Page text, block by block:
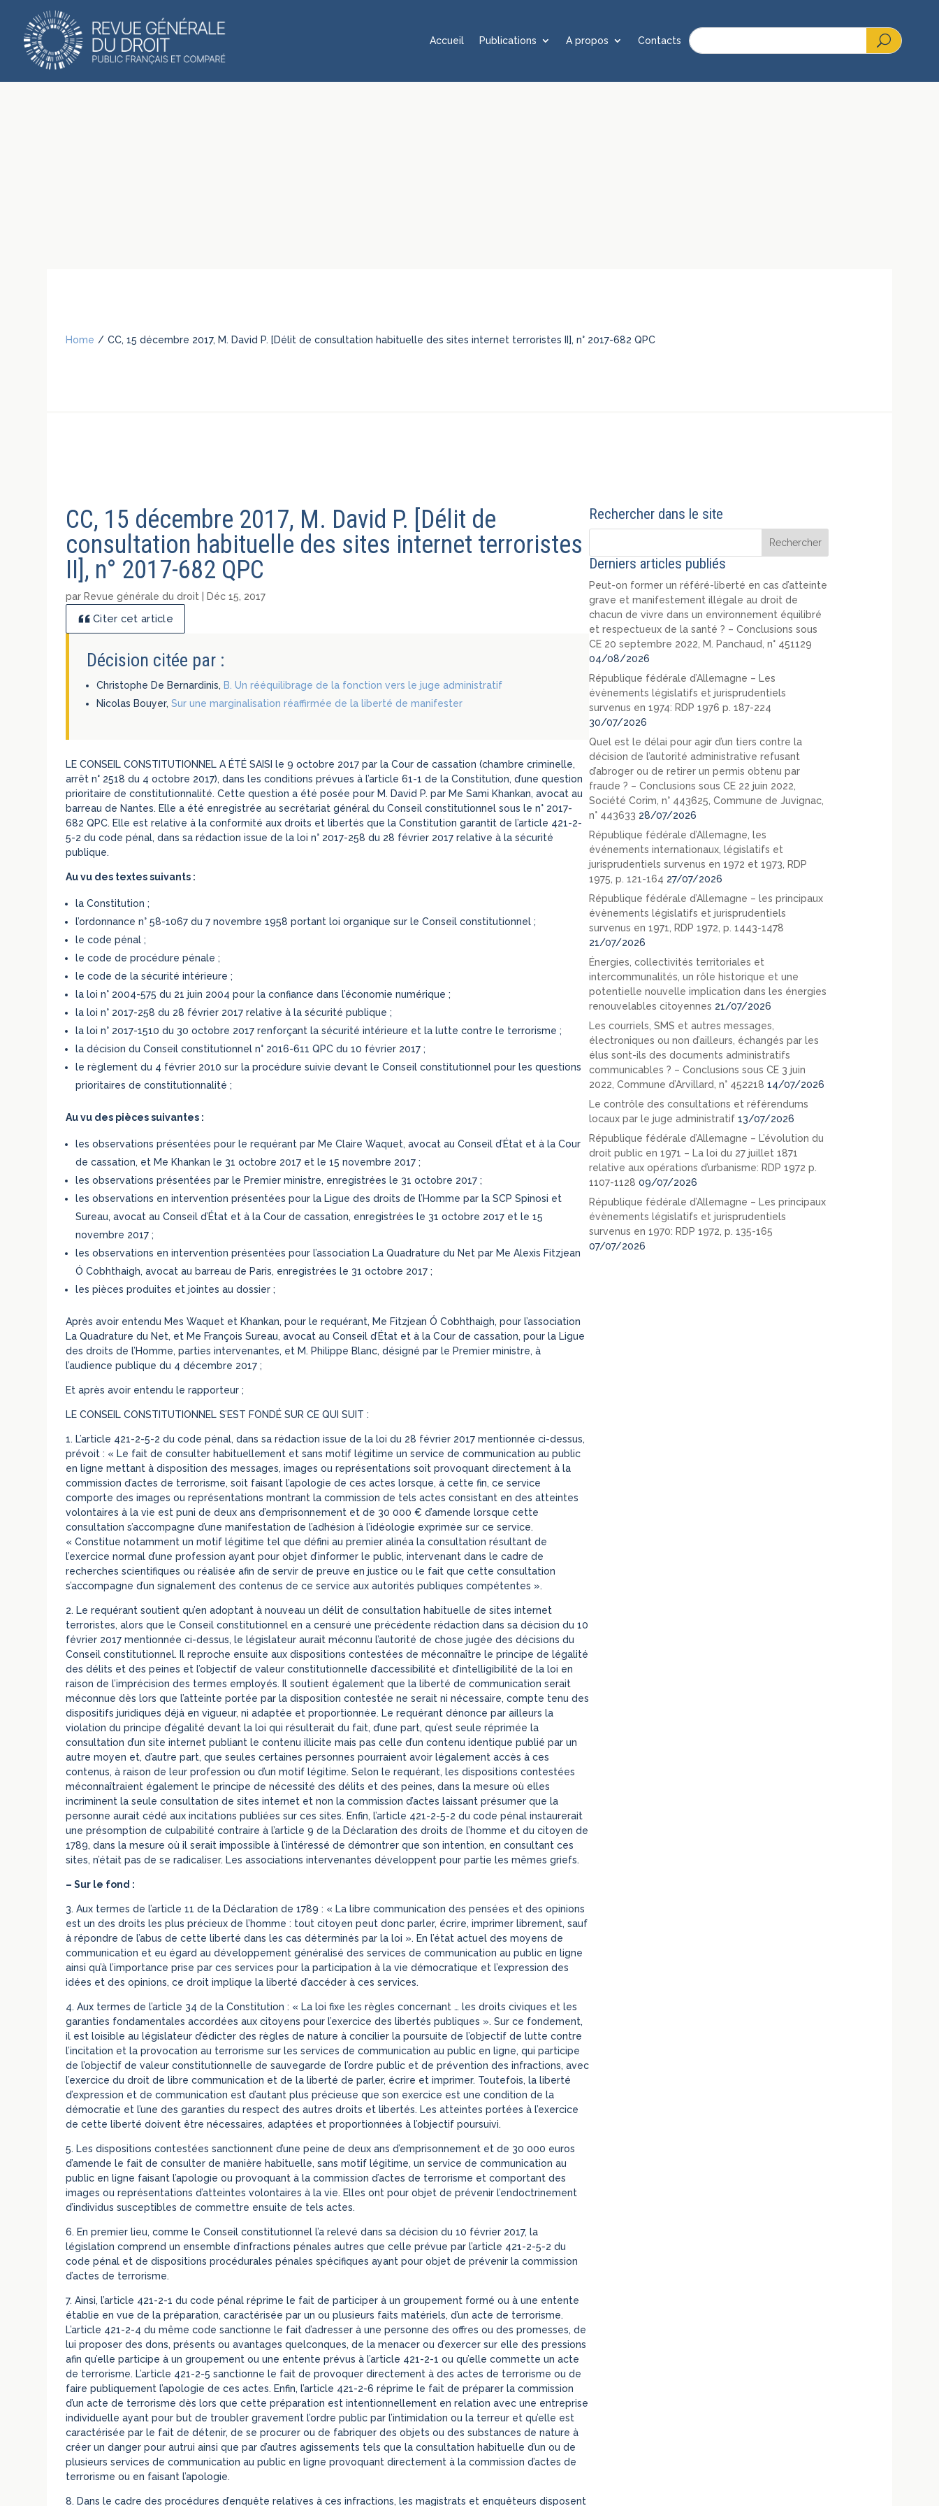
Accueil Publications A propos Contacts
Home / CC, 15 décembre 2017, M. David P. [Délit de consultation habituelle des sites internet terroristes II], n° 2017-682 QPC
CC, 15 décembre 2017, M. David P. [Délit de
consultation habituelle des sites internet terroristes
II], n° 2017-682 QPC
par Revue générale du droit Déc 15, 2017
Citer cet article
Décision citée par :
Christophe De Bernardinis,B. Un rééquilibrage de la fonction vers le juge administratif
Nicolas Bouyer,Sur une marginalisation réaffirmée de la liberté de manifester
LE CONSEIL CONSTITUTIONNEL A ÉTÉ SAISI le 9 octobre 2017 par la Cour de cassation (chambre criminelle,
arrêt n° 2518 du 4 octobre 2017), dans les conditions prévues à l’article 61-1 de la Constitution, d’une question
prioritaire de constitutionnalité. Cette question a été posée pour M. David P. par Me Sami Khankan, avocat au
barreau de Nantes. Elle a été enregistrée au secrétariat général du Conseil constitutionnel sous le n° 2017-
682 QPC. Elle est relative à la conformité aux droits et libertés que la Constitution garantit de l’article 421-2-
5-2 du code pénal, dans sa rédaction issue de la loi n° 2017-258 du 28 février 2017 relative à la sécurité
publique.
Au vu des textes suivants :
la Constitution ;
l’ordonnance n° 58-1067 du 7 novembre 1958 portant loi organique sur le Conseil constitutionnel ;
le code pénal ;
le code de procédure pénale ;
le code de la sécurité intérieure ;
la loi n° 2004-575 du 21 juin 2004 pour la confiance dans l’économie numérique ;
la loi n° 2017-258 du 28 février 2017 relative à la sécurité publique ;
la loi n° 2017-1510 du 30 octobre 2017 renforçant la sécurité intérieure et la lutte contre le terrorisme ;
la décision du Conseil constitutionnel n° 2016-611 QPC du 10 février 2017 ;
le règlement du 4 février 2010 sur la procédure suivie devant le Conseil constitutionnel pour les questions
prioritaires de constitutionnalité ;
Au vu des pièces suivantes :
les observations présentées pour le requérant par Me Claire Waquet, avocat au Conseil d’État et à la Cour
de cassation, et Me Khankan le 31 octobre 2017 et le 15 novembre 2017 ;
les observations présentées par le Premier ministre, enregistrées le 31 octobre 2017 ;
les observations en intervention présentées pour la Ligue des droits de l’Homme par la SCP Spinosi et
Sureau, avocat au Conseil d’État et à la Cour de cassation, enregistrées le 31 octobre 2017 et le 15
novembre 2017 ;
les observations en intervention présentées pour l’association La Quadrature du Net par Me Alexis Fitzjean
Ó Cobhthaigh, avocat au barreau de Paris, enregistrées le 31 octobre 2017 ;
les pièces produites et jointes au dossier ;
Après avoir entendu Mes Waquet et Khankan, pour le requérant, Me Fitzjean Ó Cobhthaigh, pour l’association
La Quadrature du Net, et Me François Sureau, avocat au Conseil d’État et à la Cour de cassation, pour la Ligue
des droits de l’Homme, parties intervenantes, et M. Philippe Blanc, désigné par le Premier ministre, à
l’audience publique du 4 décembre 2017 ;
Et après avoir entendu le rapporteur ;
LE CONSEIL CONSTITUTIONNEL S’EST FONDÉ SUR CE QUI SUIT :
1. L’article 421-2-5-2 du code pénal, dans sa rédaction issue de la loi du 28 février 2017 mentionnée ci-dessus,
prévoit : « Le fait de consulter habituellement et sans motif légitime un service de communication au public
en ligne mettant à disposition des messages, images ou représentations soit provoquant directement à la
commission d’actes de terrorisme, soit faisant l’apologie de ces actes lorsque, à cette fin, ce service
comporte des images ou représentations montrant la commission de tels actes consistant en des atteintes
volontaires à la vie est puni de deux ans d’emprisonnement et de 30 000 € d’amende lorsque cette
consultation s’accompagne d’une manifestation de l’adhésion à l’idéologie exprimée sur ce service.
« Constitue notamment un motif légitime tel que défini au premier alinéa la consultation résultant de
l’exercice normal d’une profession ayant pour objet d’informer le public, intervenant dans le cadre de
recherches scientifiques ou réalisée afin de servir de preuve en justice ou le fait que cette consultation
s’accompagne d’un signalement des contenus de ce service aux autorités publiques compétentes ».
2. Le requérant soutient qu’en adoptant à nouveau un délit de consultation habituelle de sites internet
terroristes, alors que le Conseil constitutionnel en a censuré une précédente rédaction dans sa décision du 10
février 2017 mentionnée ci-dessus, le législateur aurait méconnu l’autorité de chose jugée des décisions du
Conseil constitutionnel. Il reproche ensuite aux dispositions contestées de méconnaître le principe de légalité
des délits et des peines et l’objectif de valeur constitutionnelle d’accessibilité et d’intelligibilité de la loi en
raison de l’imprécision des termes employés. Il soutient également que la liberté de communication serait
méconnue dès lors que l’atteinte portée par la disposition contestée ne serait ni nécessaire, compte tenu des
dispositifs juridiques déjà en vigueur, ni adaptée et proportionnée. Le requérant dénonce par ailleurs la
violation du principe d’égalité devant la loi qui résulterait du fait, d’une part, qu’est seule réprimée la
consultation d’un site internet publiant le contenu illicite mais pas celle d’un contenu identique publié par un
autre moyen et, d’autre part, que seules certaines personnes pourraient avoir légalement accès à ces
contenus, à raison de leur profession ou d’un motif légitime. Selon le requérant, les dispositions contestées
méconnaîtraient également le principe de nécessité des délits et des peines, dans la mesure où elles
incriminent la seule consultation de sites internet et non la commission d’actes laissant présumer que la
personne aurait cédé aux incitations publiées sur ces sites. Enfin, l’article 421-2-5-2 du code pénal instaurerait
une présomption de culpabilité contraire à l’article 9 de la Déclaration des droits de l’homme et du citoyen de
1789, dans la mesure où il serait impossible à l’intéressé de démontrer que son intention, en consultant ces
sites, n’était pas de se radicaliser. Les associations intervenantes développent pour partie les mêmes griefs.
– Sur le fond :
3. Aux termes de l’article 11 de la Déclaration de 1789 : « La libre communication des pensées et des opinions
est un des droits les plus précieux de l’homme : tout citoyen peut donc parler, écrire, imprimer librement, sauf
à répondre de l’abus de cette liberté dans les cas déterminés par la loi ». En l’état actuel des moyens de
communication et eu égard au développement généralisé des services de communication au public en ligne
ainsi qu’à l’importance prise par ces services pour la participation à la vie démocratique et l’expression des
idées et des opinions, ce droit implique la liberté d’accéder à ces services.
4. Aux termes de l’article 34 de la Constitution : « La loi fixe les règles concernant … les droits civiques et les
garanties fondamentales accordées aux citoyens pour l’exercice des libertés publiques ». Sur ce fondement,
il est loisible au législateur d’édicter des règles de nature à concilier la poursuite de l’objectif de lutte contre
l’incitation et la provocation au terrorisme sur les services de communication au public en ligne, qui participe
de l’objectif de valeur constitutionnelle de sauvegarde de l’ordre public et de prévention des infractions, avec
l’exercice du droit de libre communication et de la liberté de parler, écrire et imprimer. Toutefois, la liberté
d’expression et de communication est d’autant plus précieuse que son exercice est une condition de la
démocratie et l’une des garanties du respect des autres droits et libertés. Les atteintes portées à l’exercice
de cette liberté doivent être nécessaires, adaptées et proportionnées à l’objectif poursuivi.
5. Les dispositions contestées sanctionnent d’une peine de deux ans d’emprisonnement et de 30 000 euros
d’amende le fait de consulter de manière habituelle, sans motif légitime, un service de communication au
public en ligne faisant l’apologie ou provoquant à la commission d’actes de terrorisme et comportant des
images ou représentations d’atteintes volontaires à la vie. Elles ont pour objet de prévenir l’endoctrinement
d’individus susceptibles de commettre ensuite de tels actes.
6. En premier lieu, comme le Conseil constitutionnel l’a relevé dans sa décision du 10 février 2017, la
législation comprend un ensemble d’infractions pénales autres que celle prévue par l’article 421-2-5-2 du
code pénal et de dispositions procédurales pénales spécifiques ayant pour objet de prévenir la commission
d’actes de terrorisme.
7. Ainsi, l’article 421-2-1 du code pénal réprime le fait de participer à un groupement formé ou à une entente
établie en vue de la préparation, caractérisée par un ou plusieurs faits matériels, d’un acte de terrorisme.
L’article 421-2-4 du même code sanctionne le fait d’adresser à une personne des offres ou des promesses, de
lui proposer des dons, présents ou avantages quelconques, de la menacer ou d’exercer sur elle des pressions
afin qu’elle participe à un groupement ou une entente prévus à l’article 421-2-1 ou qu’elle commette un acte
de terrorisme. L’article 421-2-5 sanctionne le fait de provoquer directement à des actes de terrorisme ou de
faire publiquement l’apologie de ces actes. Enfin, l’article 421-2-6 réprime le fait de préparer la commission
d’un acte de terrorisme dès lors que cette préparation est intentionnellement en relation avec une entreprise
individuelle ayant pour but de troubler gravement l’ordre public par l’intimidation ou la terreur et qu’elle est
caractérisée par le fait de détenir, de se procurer ou de fabriquer des objets ou des substances de nature à
créer un danger pour autrui ainsi que par d’autres agissements tels que la consultation habituelle d’un ou de
plusieurs services de communication au public en ligne provoquant directement à la commission d’actes de
terrorisme ou en faisant l’apologie.
8. Dans le cadre des procédures d’enquête relatives à ces infractions, les magistrats et enquêteurs disposent
Rechercher dans le site
Derniers articles publiés
Peut-on former un référé-liberté en cas d’atteinte
grave et manifestement illégale au droit de
chacun de vivre dans un environnement équilibré
et respectueux de la santé ? – Conclusions sous
CE 20 septembre 2022, M. Panchaud, n° 451129
04/08/2026
République fédérale d’Allemagne – Les
évènements législatifs et jurisprudentiels
survenus en 1974: RDP 1976 p. 187-224
30/07/2026
Quel est le délai pour agir d’un tiers contre la
décision de l’autorité administrative refusant
d’abroger ou de retirer un permis obtenu par
fraude ? – Conclusions sous CE 22 juin 2022,
Société Corim, n° 443625, Commune de Juvignac,
n° 443633 28/07/2026
République fédérale d’Allemagne, les
événements internationaux, législatifs et
jurisprudentiels survenus en 1972 et 1973, RDP
1975, p. 121-164 27/07/2026
République fédérale d’Allemagne – les principaux
évènements législatifs et jurisprudentiels
survenus en 1971, RDP 1972, p. 1443-1478
21/07/2026
Énergies, collectivités territoriales et
intercommunalités, un rôle historique et une
potentielle nouvelle implication dans les énergies
renouvelables citoyennes 21/07/2026
Les courriels, SMS et autres messages,
électroniques ou non d’ailleurs, échangés par les
élus sont-ils des documents administratifs
communicables ? – Conclusions sous CE 3 juin
2022, Commune d’Arvillard, n° 452218 14/07/2026
Le contrôle des consultations et référendums
locaux par le juge administratif 13/07/2026
République fédérale d’Allemagne – L’évolution du
droit public en 1971 – La loi du 27 juillet 1871
relative aux opérations d’urbanisme: RDP 1972 p.
1107-1128 09/07/2026
République fédérale d’Allemagne – Les principaux
évènements législatifs et jurisprudentiels
survenus en 1970: RDP 1972, p. 135-165
07/07/2026